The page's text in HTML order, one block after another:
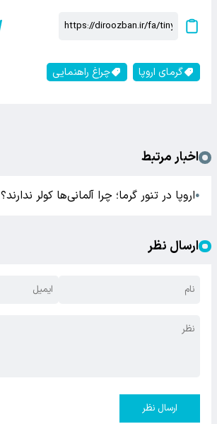
گرمای اروپا چراغ راهنمایی
اخبار مرتبط
●اروپا در تنور گرما؛ چرا آلمانی‌ها کولر ندارند؟
ارسال نظر
ارسال نظر